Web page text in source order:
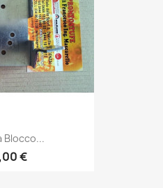
Blocco...
€